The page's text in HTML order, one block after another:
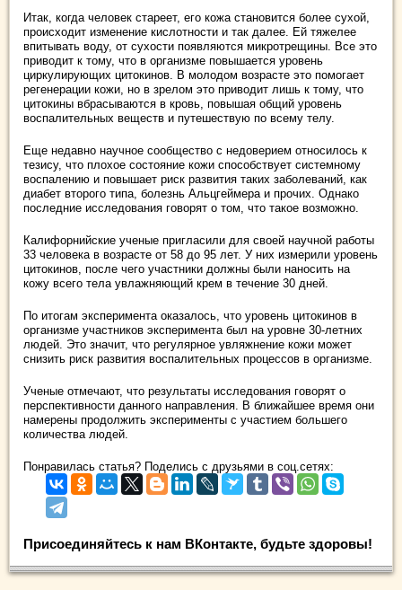
Итак, когда человек стареет, его кожа становится более сухой,
происходит изменение кислотности и так далее. Ей тяжелее
впитывать воду, от сухости появляются микротрещины. Все это
приводит к тому, что в организме повышается уровень
циркулирующих цитокинов. В молодом возрасте это помогает
регенерации кожи, но в зрелом это приводит лишь к тому, что
цитокины вбрасываются в кровь, повышая общий уровень
воспалительных веществ и путешествую по всему телу.
Еще недавно научное сообщество с недоверием относилось к
тезису, что плохое состояние кожи способствует системному
воспалению и повышает риск развития таких заболеваний, как
диабет второго типа, болезнь Альцгеймера и прочих. Однако
последние исследования говорят о том, что такое возможно.
Калифорнийские ученые пригласили для своей научной работы
33 человека в возрасте от 58 до 95 лет. У них измерили уровень
цитокинов, после чего участники должны были наносить на
кожу всего тела увлажняющий крем в течение 30 дней.
По итогам эксперимента оказалось, что уровень цитокинов в
организме участников эксперимента был на уровне 30-летних
людей. Это значит, что регулярное увляжнение кожи может
снизить риск развития воспалительных процессов в организме.
Ученые отмечают, что результаты исследования говорят о
перспективности данного направления. В ближайшее время они
намерены продолжить эксперименты с участием большего
количества людей.
Понравилась статья? Поделись с друзьями в соц.сетях:
Присоединяйтесь к нам ВКонтакте, будьте здоровы!